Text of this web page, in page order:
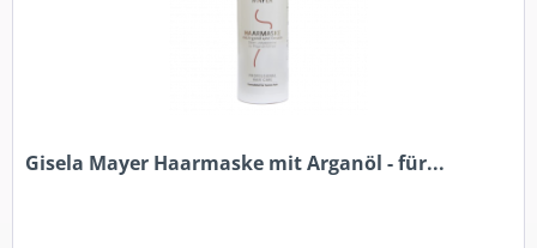
Gisela Mayer Haarmaske mit Arganöl - für...